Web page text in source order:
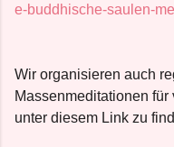
e-buddhische-saulen-
Wir organisieren auch
Massenmeditationen
unter diesem Link zu